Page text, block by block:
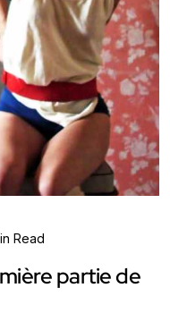
Read
partie de